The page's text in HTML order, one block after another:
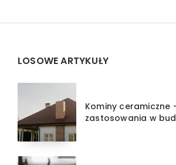
Widgets
LOSOWE ARTYKUŁY
Kominy ceramiczne
zastosowania w